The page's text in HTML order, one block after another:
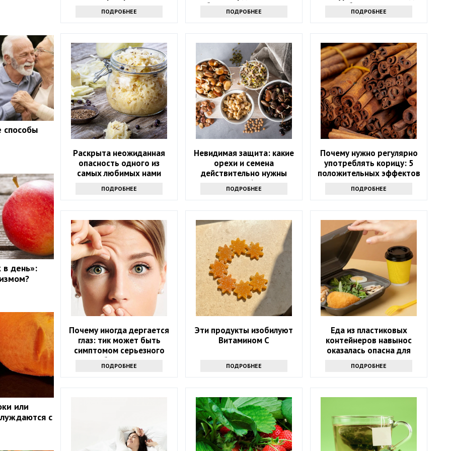
способы
в день»:
или
с
ПОДРОБНЕЕ
Обратите внимание на
этот список
ПОДРОБНЕЕ
стоит обратиться к врачу
ПОДРОБНЕЕ
Раскрыта неожиданная
опасность одного из
самых любимых нами
ПОДРОБНЕЕ
Невидимая защита: какие
орехи и семена
действительно нужны
после 60?
ПОДРОБНЕЕ
Почему нужно регулярно
употреблять корицу: 5
положительных эффектов
ПОДРОБНЕЕ
Почему иногда дергается
глаз: тик может быть
симптомом серьезного
заболевания
ПОДРОБНЕЕ
Эти продукты изобилуют
Витамином С
ПОДРОБНЕЕ
Еда из пластиковых
контейнеров навынос
оказалась опасна для
ПОДРОБНЕЕ